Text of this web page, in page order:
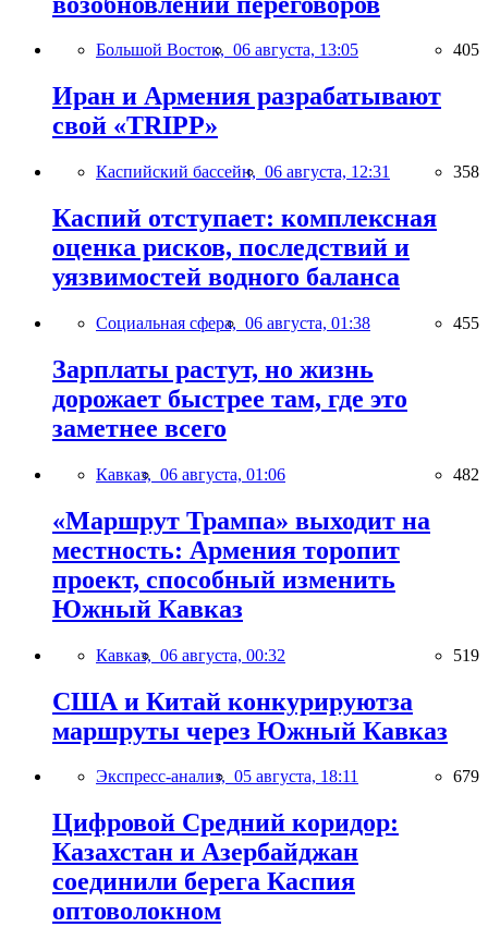
Большой Восток, 06 августа, 13:05 405
Иран и Армения разрабатывают
свой «TRIPP»
Каспийский бассейн, 06 августа, 12:31 358
Каспий отступает: комплексная
оценка рисков, последствий и
уязвимостей водного баланса
Социальная сфера, 06 августа, 01:38 455
Зарплаты растут, но жизнь
дорожает быстрее там, где это
заметнее всего
Кавказ, 06 августа, 01:06 482
«Маршрут Трампа» выходит на
местность: Армения торопит
проект, способный изменить
Южный Кавказ
Кавказ, 06 августа, 00:32 519
США и Китай конкурируютза
маршруты через Южный Кавказ
Экспресс-анализ, 05 августа, 18:11 679
Цифровой Средний коридор:
Казахстан и Азербайджан
соединили берега Каспия
оптоволокном